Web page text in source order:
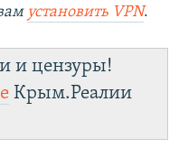
установить VPN.
и цензуры!
Крым.Реалии